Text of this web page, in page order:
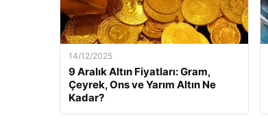
14/12/2025
9 Aralık Altın Fiyatları: Gram,
Çeyrek, Ons ve Yarım Altın Ne
Kadar?